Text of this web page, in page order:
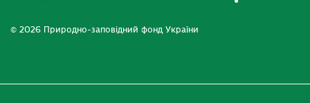
© 2026 Природно-заповідний фонд України